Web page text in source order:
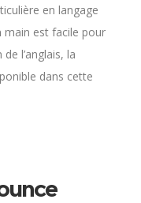
en langage
main est facile pour
l’anglais, la
dans cette